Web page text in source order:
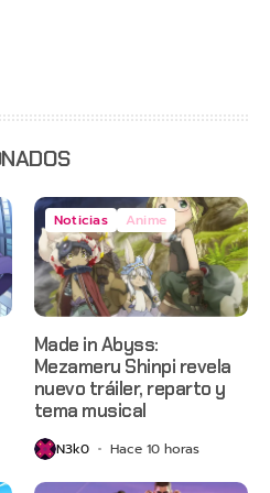
Noticias Anime
Made in Abyss:
Mezameru Shinpi revela
nuevo tráiler, reparto y
tema musical
N3k0 Hace 10 horas